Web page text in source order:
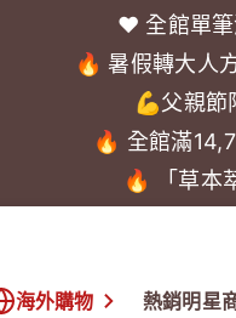
❤️ 全館單
🔥 暑假轉大人
💪父親節
🔥 全館滿
🔥 「草本
海外購物 熱銷明星